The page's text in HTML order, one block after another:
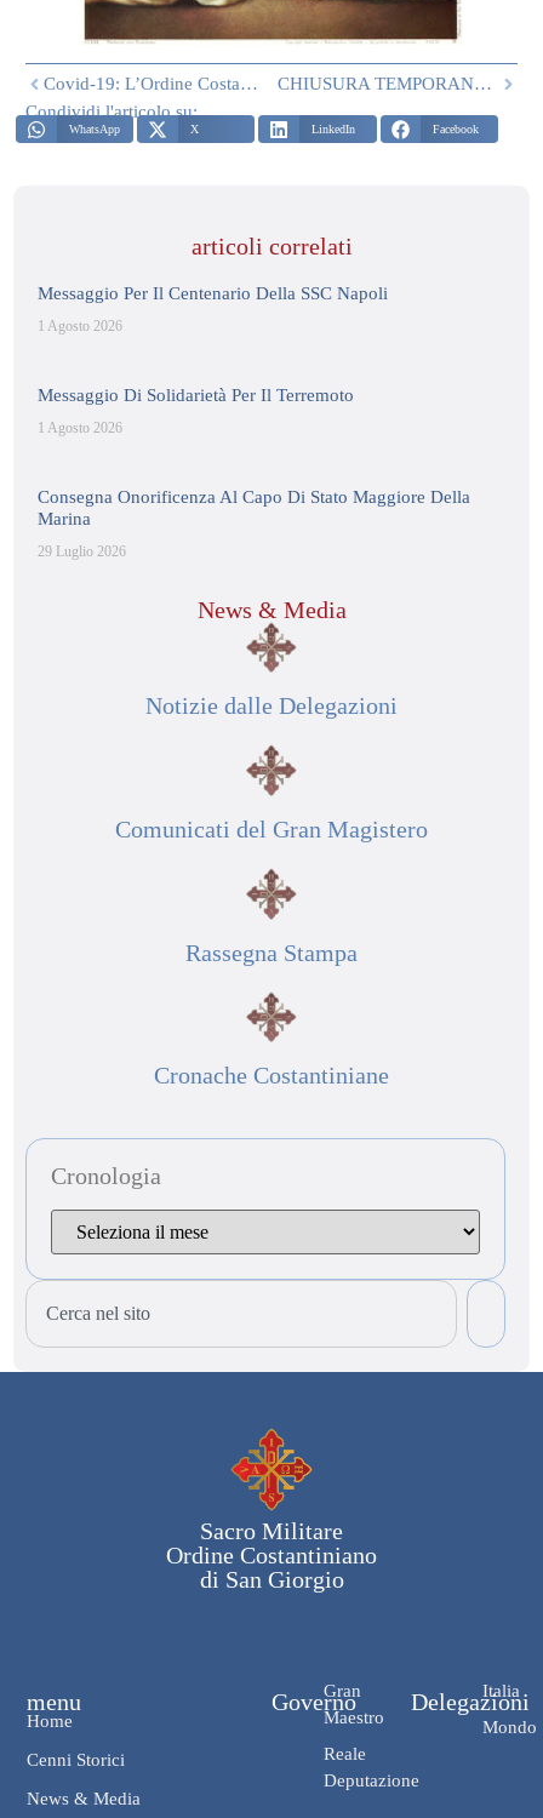
Covid-19: L’Ordine Costantiniano Charity Dona Una Fornitura Di Mascherine E Un Contributo Alla ASL 2 Abruzzo Per I Dispositivi Di Protezione Individuale Delle Unità Speciali
CHIUSURA TEMPORANEA DEGLI UFFICI DELLA CANCELLERIA
Condividi l'articolo su:
WhatsApp X LinkedIn Facebook
articoli correlati
Messaggio Per Il Centenario Della SSC Napoli
1 Agosto 2026
Messaggio Di Solidarietà Per Il Terremoto
1 Agosto 2026
Consegna Onorificenza Al Capo Di Stato Maggiore Della
Marina
29 Luglio 2026
News & Media
Notizie dalle Delegazioni
Comunicati del Gran Magistero
Rassegna Stampa
Cronache Costantiniane
Cronologia
Sacro Militare
Ordine Costantiniano
di San Giorgio
Governo
Gran
Maestro
Reale
Deputazione
Delegazioni
Italia
Mondo
menu
Home
Cenni Storici
News & Media